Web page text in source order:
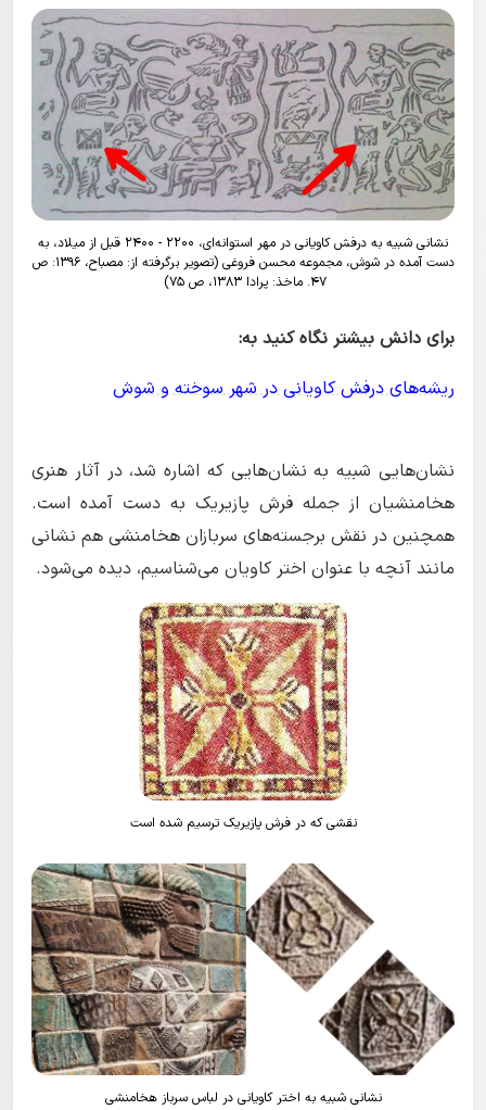
نشانی شبیه به درفش کاویانی در مهر استوانه‌ای، ۲۲۰۰ - ۲۴۰۰ قبل از میلاد، به
دست آمده در شوش، مجموعه محسن فروغی (تصویر برگرفته از: مصباح، ۱۳۹۶: ص
۴۷. ماخذ: پرادا ۱۳۸۳، ص ۷۵)
برای دانش بیشتر نگاه کنید به:
ریشه‌های درفش کاویانی در شهر سوخته و شوش
نشان‌هایی شبیه به نشان‌هایی که اشاره شد، در آثار هنری
هخامنشیان از جمله فرش پازیریک به دست آمده است.
همچنین در نقش برجسته‌های سربازان هخامنشی هم نشانی
مانند آنچه با عنوان اختر کاویان می‌شناسیم، دیده می‌شود.
نقشی که در فرش پازیریک ترسیم شده است
نشانی شبیه به اختر کاویانی در لباس سرباز هخامنشی